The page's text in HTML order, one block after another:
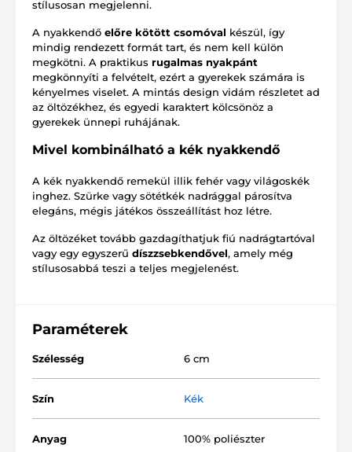
stílusosan megjelenni.
A nyakkendő előre kötött csomóval készül, így
mindig rendezett formát tart, és nem kell külön
megkötni. A praktikus rugalmas nyakpánt
megkönnyíti a felvételt, ezért a gyerekek számára is
kényelmes viselet. A mintás design vidám részletet ad
az öltözékhez, és egyedi karaktert kölcsönöz a
gyerekek ünnepi ruhájának.
Mivel kombinálható a kék nyakkendő
A kék nyakkendő remekül illik fehér vagy világoskék
inghez. Szürke vagy sötétkék nadrággal párosítva
elegáns, mégis játékos összeállítást hoz létre.
Az öltözéket tovább gazdagíthatjuk fiú nadrágtartóval
vagy egy egyszerű díszzsebkendővel, amely még
stílusosabbá teszi a teljes megjelenést.
Paraméterek
Szélesség 6 cm
Szín Kék
Anyag 100% poliészter